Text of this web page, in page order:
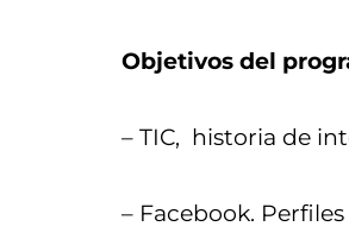
Objetivos del
– TIC, historia de
– Facebook.